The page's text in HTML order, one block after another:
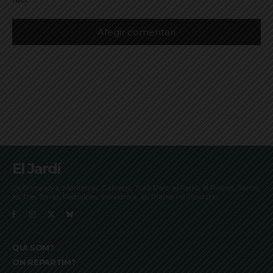
El Jardí
La Bonanova, Monterols, Galvany, Turó Parc, el Farró, el Putxet, Sarrià,
les Tres Torres, Pedralbes, Vallvidrera, les Planes i el Tibidabo
QUI SOM?
ON REPARTIM?